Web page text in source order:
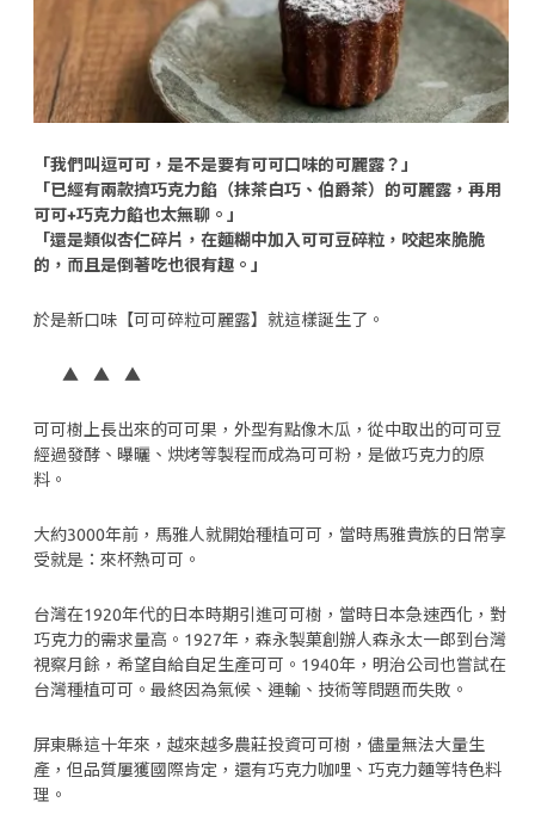
「我們叫逗可可，是不是要有可可口味的可麗露？」
「已經有兩款擠巧克力餡（抹茶白巧、伯爵茶）的可麗露，再用
可可+巧克力餡也太無聊。」
「還是類似杏仁碎片，在麵糊中加入可可豆碎粒，咬起來脆脆
的，而且是倒著吃也很有趣。」
於是新口味【可可碎粒可麗露】就這樣誕生了。
▲ ▲ ▲
可可樹上長出來的可可果，外型有點像木瓜，從中取出的可可豆
經過發酵、曝曬、烘烤等製程而成為可可粉，是做巧克力的原
料。
大約3000年前，馬雅人就開始種植可可，當時馬雅貴族的日常享
受就是：來杯熱可可。
台灣在1920年代的日本時期引進可可樹，當時日本急速西化，對
巧克力的需求量高。1927年，森永製菓創辦人森永太一郎到台灣
視察月餘，希望自給自足生產可可。1940年，明治公司也嘗試在
台灣種植可可。最終因為氣候、運輸、技術等問題而失敗。
屏東縣這十年來，越來越多農莊投資可可樹，儘量無法大量生
產，但品質屢獲國際肯定，還有巧克力咖哩、巧克力麵等特色料
理。